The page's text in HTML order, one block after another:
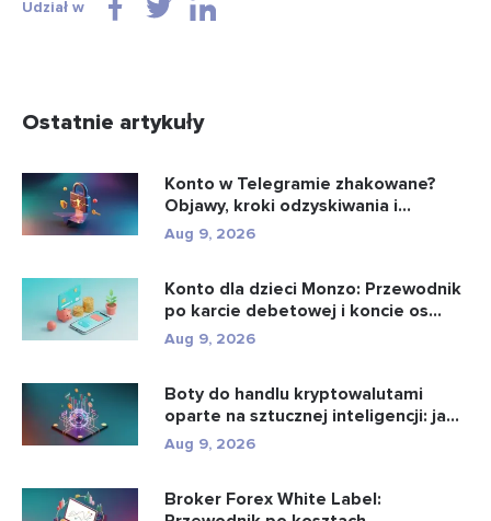
Udział w
Ostatnie artykuły
Konto w Telegramie zhakowane?
Objawy, kroki odzyskiwania i
zapobie...
Aug 9, 2026
Konto dla dzieci Monzo: Przewodnik
po karcie debetowej i koncie os...
Aug 9, 2026
Boty do handlu kryptowalutami
oparte na sztucznej inteligencji: ja...
Aug 9, 2026
Broker Forex White Label: